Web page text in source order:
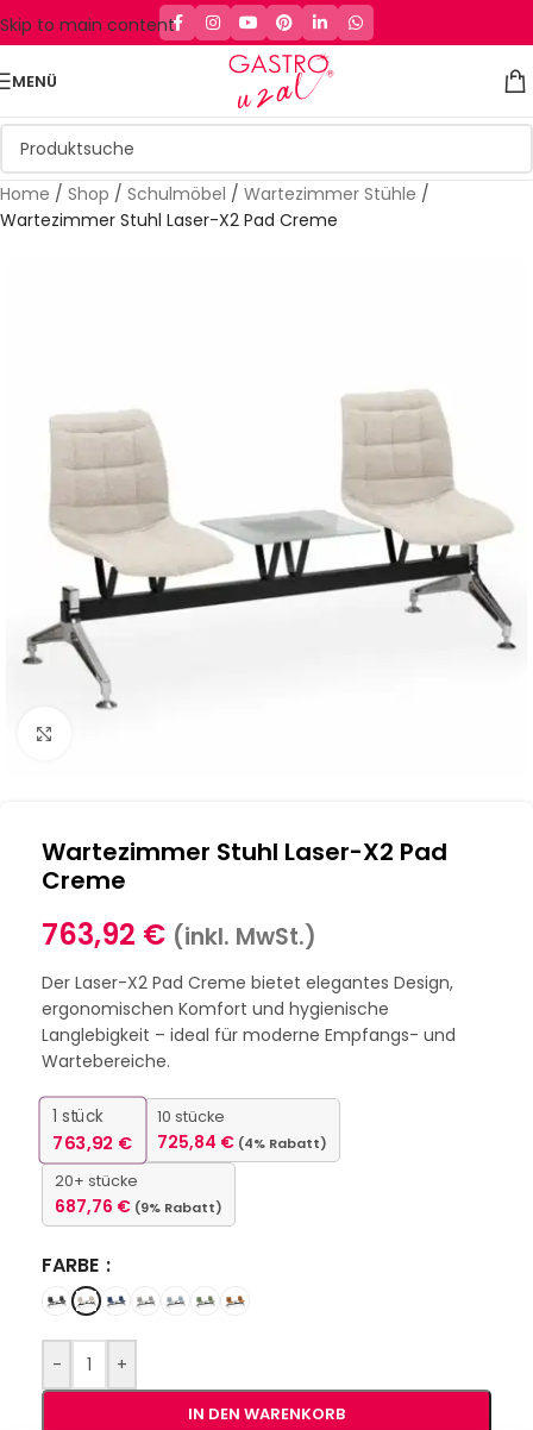
Skip to main content
MENÜ
Home / Shop / Schulmöbel / Wartezimmer Stühle /
Wartezimmer Stuhl Laser-X2 Pad Creme
Wartezimmer Stuhl Laser-X2 Pad
Creme
763,92 € (inkl. MwSt.)
Der Laser-X2 Pad Creme bietet elegantes Design,
ergonomischen Komfort und hygienische
Langlebigkeit – ideal für moderne Empfangs- und
Wartebereiche.
1 stück
763,92 €
10 stücke
725,84 € (4% Rabatt)
20+ stücke
687,76 € (9% Rabatt)
FARBE
- +
IN DEN WARENKORB